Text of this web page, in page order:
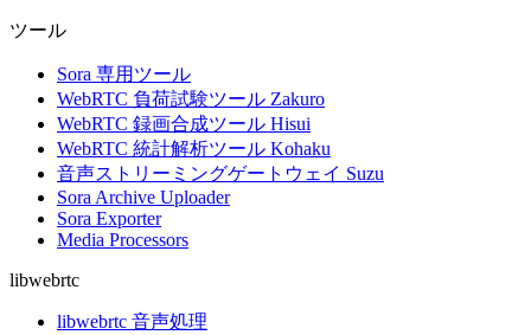
ツール
Sora 専用ツール
WebRTC 負荷試験ツール Zakuro
WebRTC 録画合成ツール Hisui
WebRTC 統計解析ツール Kohaku
音声ストリーミングゲートウェイ Suzu
Sora Archive Uploader
Sora Exporter
Media Processors
libwebrtc
libwebrtc 音声処理